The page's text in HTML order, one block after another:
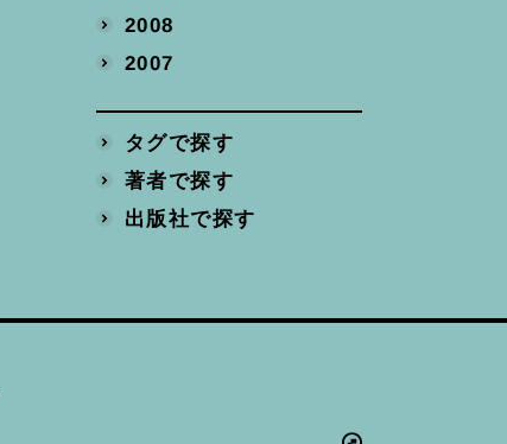
2008
2007
タグで探す
著者で探す
出版社で探す